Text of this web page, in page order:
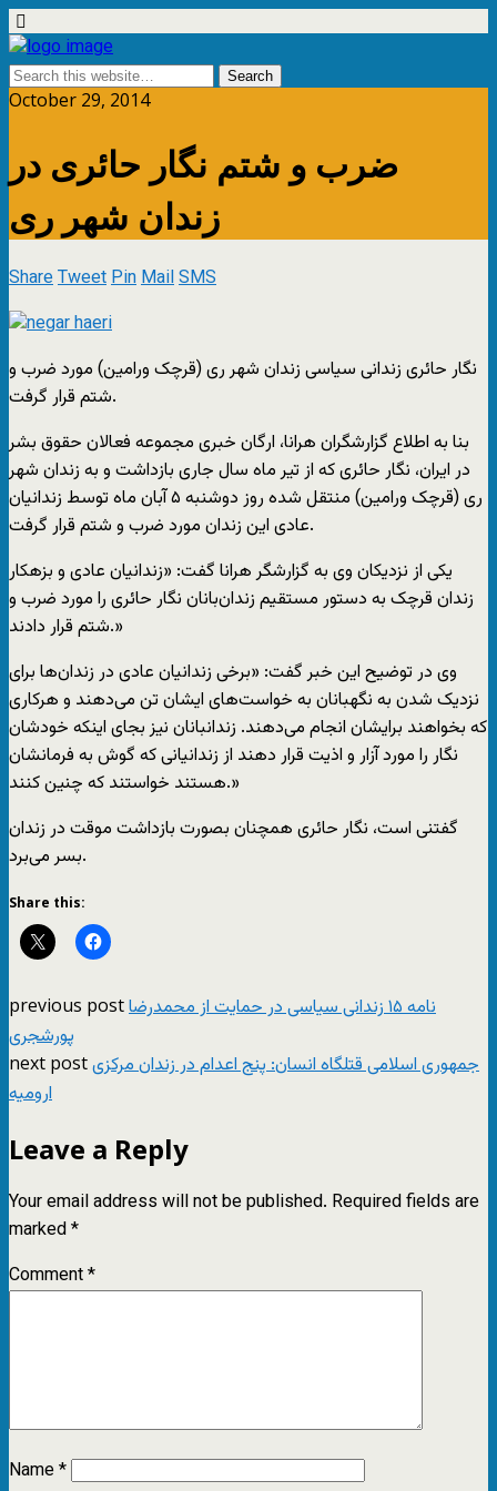
October 29, 2014
ضرب و شتم نگار حائری در
زندان شهر ری
ShareTweetPinMailSMS
نگار حائری زندانی سیاسی زندان شهر ری (قرچک ورامین) مورد ضرب و
شتم قرار گرفت.
بنا به اطلاع گزارشگران هرانا، ارگان خبری مجموعه فعالان حقوق بشر
در ایران، نگار حائری که از تیر ماه سال جاری بازداشت و به زندان شهر
ری (قرچک ورامین) منتقل شده روز دوشنبه ۵ آبان ماه توسط زندانیان
عادی این زندان مورد ضرب و شتم قرار گرفت.
یکی از نزدیکان وی به گزارشگر هرانا گفت: «زندانیان عادی و بزهکار
زندان قرچک به دستور مستقیم زندان‌بانان نگار حائری را مورد ضرب و
شتم قرار دادند.»
وی در توضیح این خبر گفت: «برخی زندانیان عادی در زندان‌ها برای
نزدیک شدن به نگهبانان به خواست‌های ایشان تن می‌دهند و هرکاری
که بخواهند برایشان انجام می‌دهند. زندانبانان نیز بجای اینکه خودشان
نگار را مورد آزار و اذیت قرار دهند از زندانیانی که گوش به فرمانشان
هستند خواستند که چنین کنند.»
گفتنی است، نگار حائری همچنان بصورت بازداشت موقت در زندان
بسر می‌برد.
Share this:
previous postنامه ۱۵ زندانی سیاسی در حمایت از محمدرضا
پورشجری
next postجمهوری اسلامی قتلگاه انسان: پنج اعدام در زندان مرکزی
ارومیه
Leave a Reply
Your email address will not be published. Required fields are
marked*
Comment*
Name*